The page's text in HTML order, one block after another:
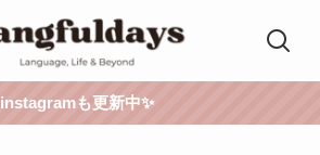
instagramも更新中✨